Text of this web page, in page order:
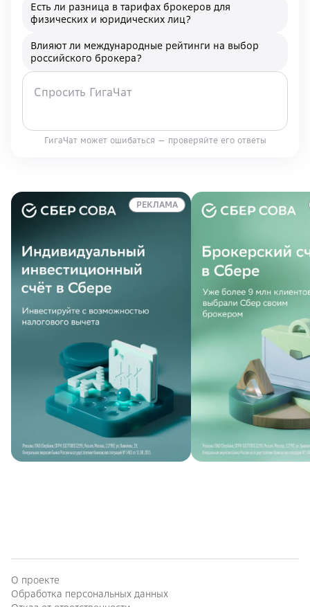
Есть ли разница в тарифах брокеров для
физических и юридических лиц?
Влияют ли международные рейтинги на выбор
российского брокера?
ГигаЧат может ошибаться — проверяйте его ответы
РЕКЛАМА
О проекте
Обработка персональных данных